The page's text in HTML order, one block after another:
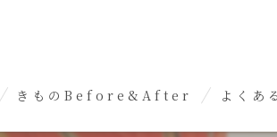
きものBefore&After よくあ